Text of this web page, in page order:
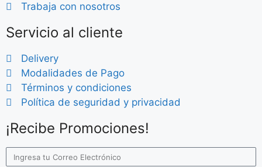
Trabaja con nosotros
Servicio al cliente
Delivery
Modalidades de Pago
Términos y condiciones
Política de seguridad y privacidad
¡Recibe Promociones!